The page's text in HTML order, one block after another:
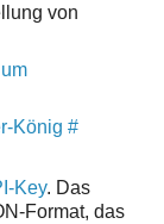
von
König #
Key. Das
Format, das